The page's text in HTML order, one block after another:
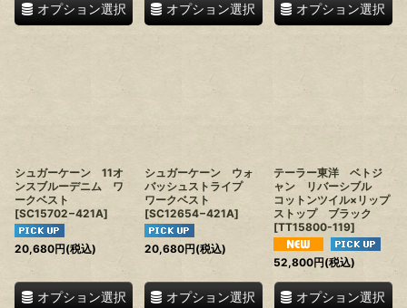
オプション選択 オプション選択 オプション選択
シュガーケーン 11オ
ンスブルーデニム ワ
ークベスト
[SC15702−421A]
20,680円(税込)
オプション選択
シュガーケーン ウォ
バッシュストライプ
ワークベスト
[SC12654−421A]
20,680円(税込)
オプション選択
テーラー東洋 ベトジ
ャン リバーシブル
コットンツイル×リップ
ストップ ブラック
[TT15800-119]
52,800円(税込)
オプション選択